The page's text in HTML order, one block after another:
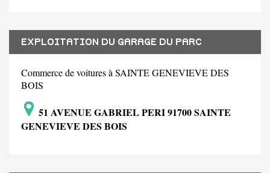
EXPLOITATION DU GARAGE DU PARC
Commerce de voitures à SAINTE GENEVIEVE DES
BOIS
51 AVENUE GABRIEL PERI 91700 SAINTE
GENEVIEVE DES BOIS